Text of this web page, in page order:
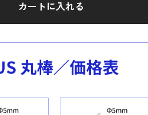
カートに入れる